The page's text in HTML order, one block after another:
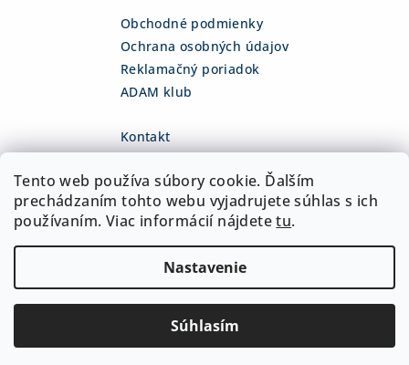
Tento web používa súbory cookie. Ďalším
prechádzaním tohto webu vyjadrujete súhlas s ich
používaním. Viac informácií nájdetetu.
Nastavenie
Súhlasím
Obchodné podmienky
Ochrana osobných údajov
Reklamačný poriadok
ADAM klub
Kontakt
+421 918 468 475
fb.com/adamshop.sk
adamshop.sk
Vytvoril Shoptet